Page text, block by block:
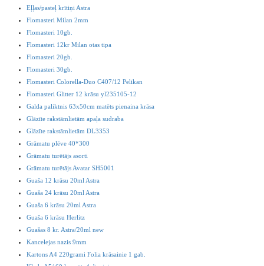
Eļļas/pasteļ krītiņi Astra
Flomasteri Milan 2mm
Flomasteri 10gb.
Flomasteri 12kr Milan otas tipa
Flomasteri 20gb.
Flomasteri 30gb.
Flomasteri Colorella-Duo C407/12 Pelikan
Flomasteri Glitter 12 krāsu yl235105-12
Galda paliktnis 63x50cm matēts pienaina krāsa
Glāzīte rakstāmlietām apaļa sudraba
Glāzīte rakstāmlietām DL3353
Grāmatu plēve 40*300
Grāmatu turētājs asorti
Grāmatu turētājs Avatar SH5001
Guaša 12 krāsu 20ml Astra
Guaša 24 krāsu 20ml Astra
Guaša 6 krāsu 20ml Astra
Guaša 6 krāsu Herlitz
Guašas 8 kr. Astra/20ml new
Kancelejas nazis 9mm
Kartons A4 220grami Folia krāsainie 1 gab.